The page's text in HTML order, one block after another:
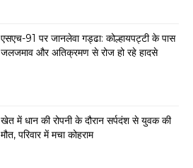
एसएच-91 पर जानलेवा गड्ढा: कोल्हायपट्टी के पास
जलजमाव और अतिक्रमण से रोज हो रहे हादसे
खेत में धान की रोपनी के दौरान सर्पदंश से युवक की
मौत, परिवार में मचा कोहराम